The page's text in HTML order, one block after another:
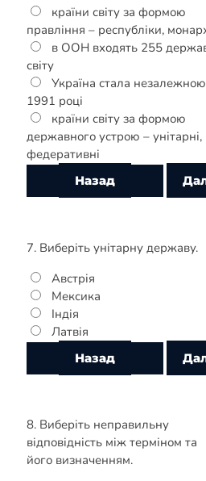
країни світу за формою
правління – республіки,
в ООН входять 255
світу
Україна стала
1991 році
країни світу за формою
державного устрою – унітарні,
федеративні
7. Виберіть унітарну державу.
Австрія
Мексика
Індія
Латвія
8. Виберіть неправильну
відповідність між терміном та
його визначенням.